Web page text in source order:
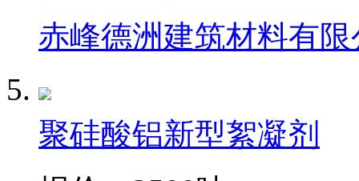
赤峰德洲建筑材料有限
聚硅酸铝新型絮凝剂